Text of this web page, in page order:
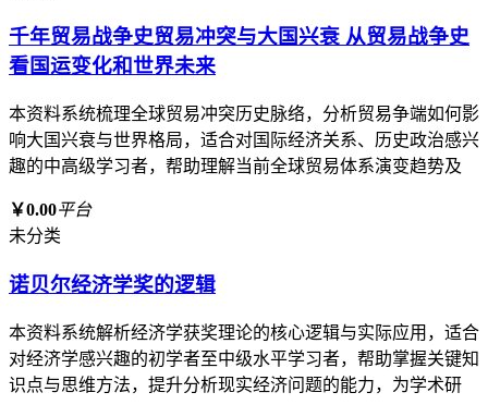
千年贸易战争史贸易冲突与大国兴衰 从贸易战争史
看国运变化和世界未来
本资料系统梳理全球贸易冲突历史脉络，分析贸易争端如何影
响大国兴衰与世界格局，适合对国际经济关系、历史政治感兴
趣的中高级学习者，帮助理解当前全球贸易体系演变趋势及
￥0.00平台
未分类
诺贝尔经济学奖的逻辑
本资料系统解析经济学获奖理论的核心逻辑与实际应用，适合
对经济学感兴趣的初学者至中级水平学习者，帮助掌握关键知
识点与思维方法，提升分析现实经济问题的能力，为学术研